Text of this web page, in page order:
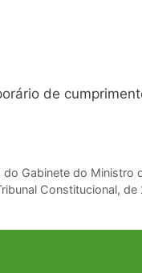
de
Gabinete do Ministro
Constitucional, de